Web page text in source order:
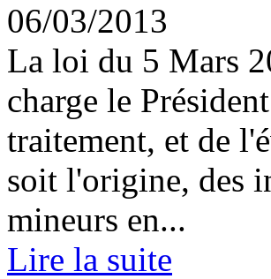
06/03/2013
La loi du 5 Mars
charge le
traitement, et de
soit l'origine, des
mineurs en...
Lire la suite